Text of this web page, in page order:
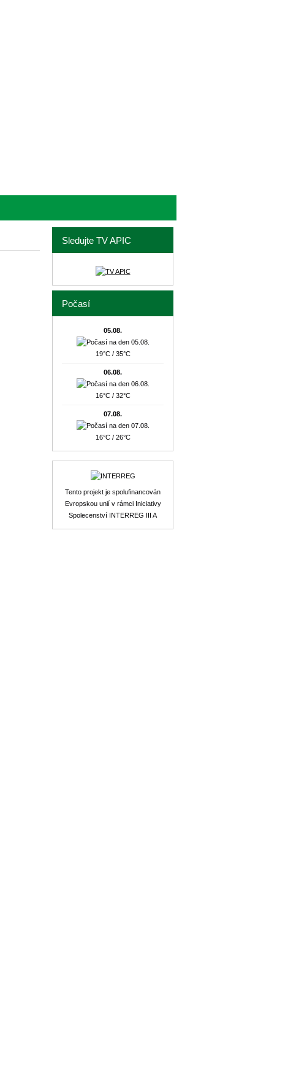
Sledujte TV APIC
Počasí
05.08.
19°C / 35°C
06.08.
16°C / 32°C
07.08.
16°C / 26°C
Tento projekt je spolufinancován
Evropskou unií v rámci Iniciativy
Spolecenství INTERREG III A